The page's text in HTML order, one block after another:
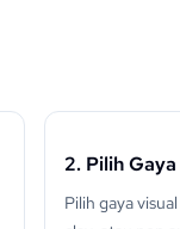
2. Pilih
Pilih gaya